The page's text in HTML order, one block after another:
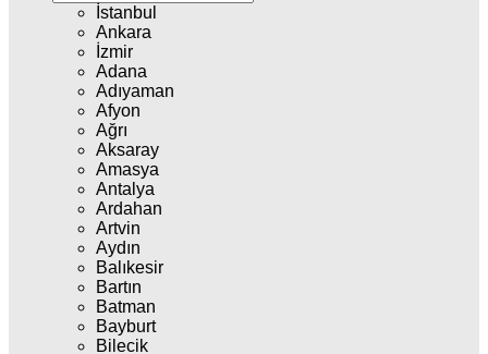
İstanbul
Ankara
İzmir
Adana
Adıyaman
Afyon
Ağrı
Aksaray
Amasya
Antalya
Ardahan
Artvin
Aydın
Balıkesir
Bartın
Batman
Bayburt
Bilecik